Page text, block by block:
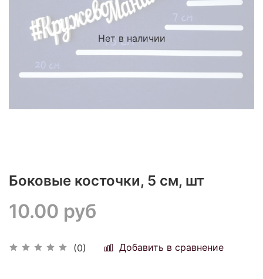
Нет в наличии
Боковые косточки, 5 см, шт
(0) Добавить в сравнение
10.00 руб